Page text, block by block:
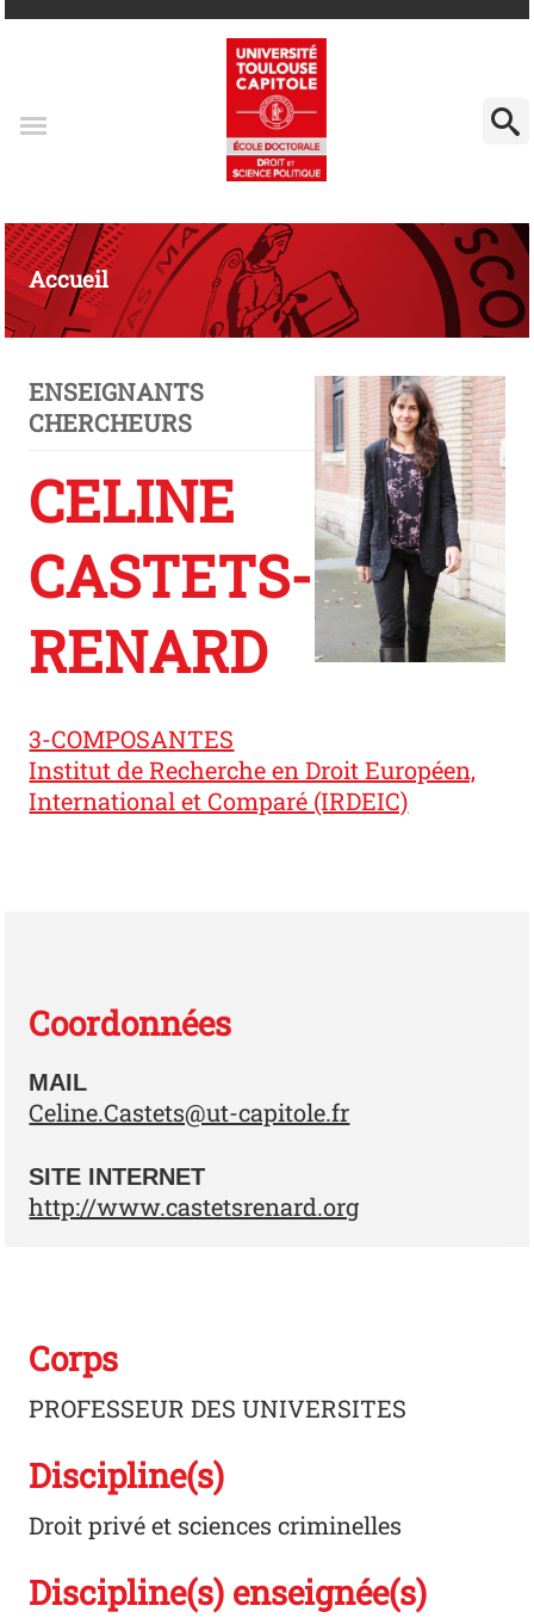
Accueil
ENSEIGNANTS
CHERCHEURS
CELINE
CASTETS-
RENARD
3-COMPOSANTES
Institut de Recherche en Droit Européen,
International et Comparé (IRDEIC)
Coordonnées
MAIL
Celine.Castets@ut-capitole.fr
SITE INTERNET
http://www.castetsrenard.org
Corps
PROFESSEUR DES UNIVERSITES
Discipline(s)
Droit privé et sciences criminelles
Discipline(s) enseignée(s)